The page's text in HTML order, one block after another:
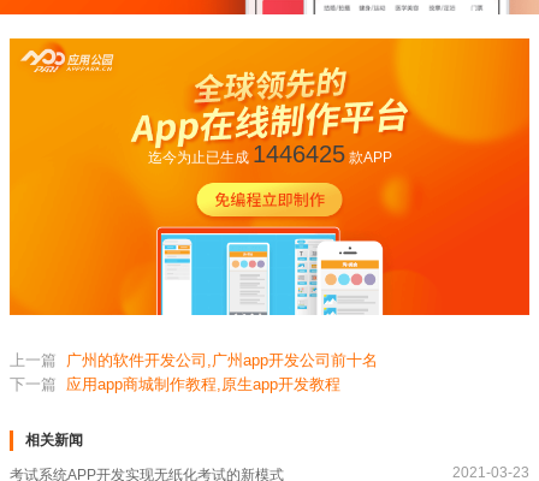
迄今为止已生成 1446425款APP
上一篇
广州的软件开发公司,广州app开发公司前十名
下一篇
应用app商城制作教程,原生app开发教程
相关新闻
考试系统APP开发实现无纸化考试的新模式 2021-03-23